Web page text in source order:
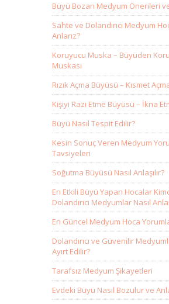
Büyü Bozan Medyum Önerileri
Sahte ve Dolandırıcı Medyum
Anlarız?
Koruyucu Muska – Büyüden
Muskası
Rızık Açma Büyüsü – Kısmet
Kişiyi Razı Etme Büyüsü – İkna
Büyü Nasıl Tespit Edilir?
Kesin Sonuç Veren Medyum
Tavsiyeleri
Soğutma Büyüsü Nasıl Anlaşılır?
En Etkili Büyü Yapan Hocalar
Dolandırıcı Medyumlar Nasıl
En Güncel Medyum Hoca
Dolandırıcı ve Güvenilir
Ayırt Edilir?
Tarafsız Medyum Şikayetleri
Evdeki Büyü Nasıl Bozulur ve